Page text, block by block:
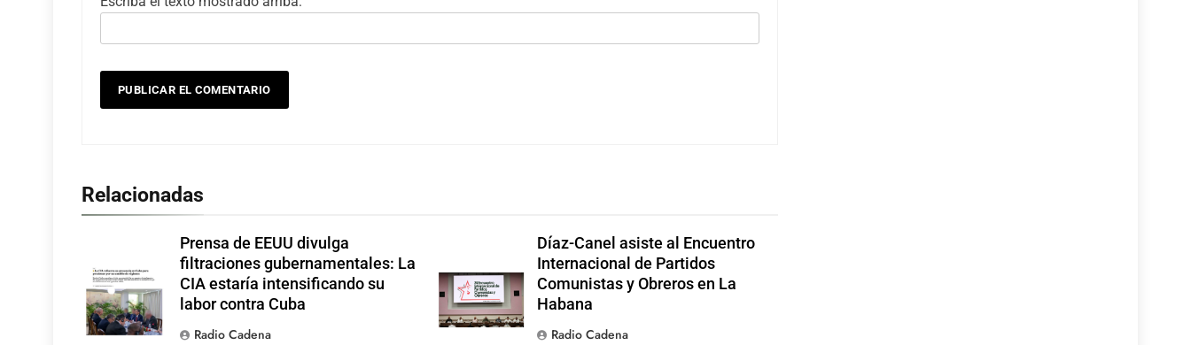
Relacionadas
Prensa de EEUU divulga
filtraciones gubernamentales: La
CIA estaría intensificando su
labor contra Cuba
Radio Cadena
Díaz-Canel asiste al Encuentro
Internacional de Partidos
Comunistas y Obreros en La
Habana
Radio Cadena